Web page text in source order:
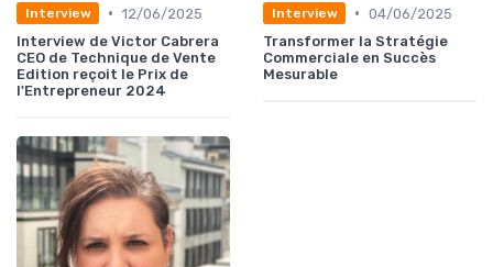
Interview • 12/06/2025
Interview de Victor Cabrera
CEO de Technique de Vente
Edition reçoit le Prix de
l'Entrepreneur 2024
Interview • 04/06/2025
Transformer la Stratégie
Commerciale en Succès
Mesurable